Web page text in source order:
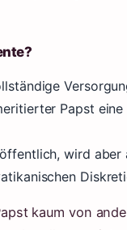
Papst
wird
kaum von